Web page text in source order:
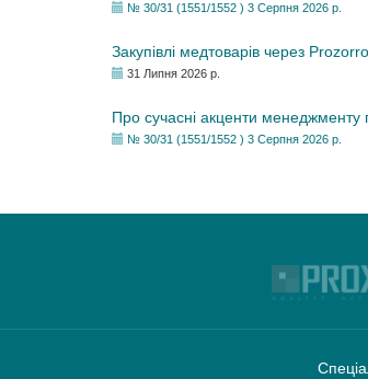
№ 30/31 (1551/1552 ) 3 Серпня 2026 р.
Закупівлі медтоварів через
31 Липня 2026 р.
Про сучасні акценти
№ 30/31 (1551/1552 ) 3 Серпня 2026 р.